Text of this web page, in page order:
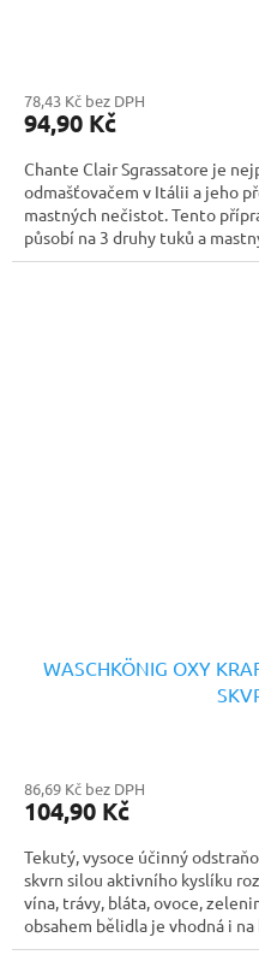
78,43 Kč bez DPH
94,90 Kč
Chante Clair Sgrassatore je
odmašťovačem v Itálii a jeho
mastných nečistot. Tento
působí na 3 druhy tuků a
WASCHKÖNIG OXY
86,69 Kč bez DPH
104,90 Kč
Tekutý, vysoce účinný
skvrn silou aktivního kyslíku
vína, trávy, bláta, ovoce,
obsahem bělidla je vhodná i
prádlo...